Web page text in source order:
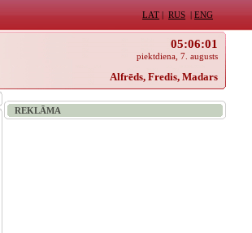
LAT | RUS | ENG
05:06:01
piektdiena, 7. augusts
Alfrēds, Fredis, Madars
REKLĀMA